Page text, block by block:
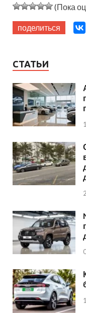
(Пока
поделиться
СТАТЬИ